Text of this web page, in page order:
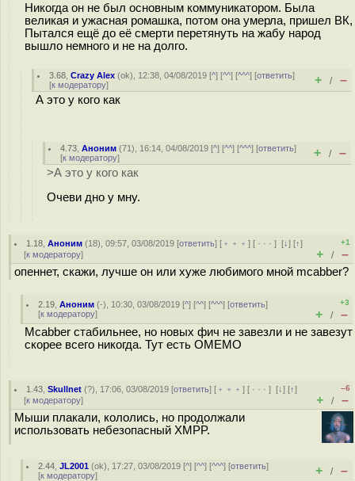
Никогда он не был основным коммуникатором. Была
великая и ужасная ромашка, потом она умерла, пришел ВК,
Пытался ещё до её смерти перетянуть на жабу народ
вышло немного и не на долго.
3.68 ,Crazy Alex (ok), 12:38, 04/08/2019 [^] [^^] [^^^] [ответить]
[к модератору] + / –
А это у кого как
4.73 ,Аноним (71), 16:14, 04/08/2019 [^] [^^] [^^^] [ответить]
[к модератору] + / –
>А это у кого как
Очеви дно у мну.
1.18 ,Аноним (18), 09:57, 03/08/2019 [ответить] [ ﹢﹢﹢] [ · · ·][↓] [↑]
[к модератору]
+1
+ / –
опеннет, скажи, лучше он или хуже любимого мной mcabber?
2.19 ,Аноним (-), 10:30, 03/08/2019 [^] [^^] [^^^] [ответить]
[к модератору]
+3
+ / –
Mcabber стабильнее, но новых фич не завезли и не завезут
скорее всего никогда. Тут есть OMEMO
1.43 ,Skullnet (?), 17:06, 03/08/2019 [ответить] [ ﹢﹢﹢] [ · · ·][↓] [↑]
[к модератору]
–6
+ / –
Мыши плакали, кололись, но продолжали
использовать небезопасный XMPP.
2.44 ,JL2001 (ok), 17:27, 03/08/2019 [^] [^^] [^^^] [ответить]
[к модератору] + / –